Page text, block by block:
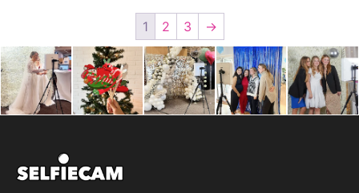
1 2 3 →